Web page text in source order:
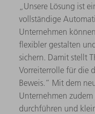
„Unsere Lösung ist
vollständige
Unternehmen
flexibler gestalten
sichern. Damit stellt
Vorreiterrolle für die
Beweis.“ Mit dem
Unternehmen
durchführen und